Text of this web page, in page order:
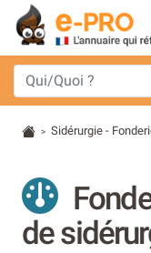
> Sidérurgie -
de